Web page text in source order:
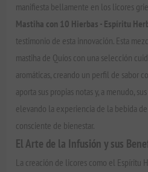
manifiesta bellamente en los licores
Mastiha con 10 Hierbas - Espíritu
testimonio de esta innovación. Esta
mastiha de Quíos con una selección
aromáticas, creando un perfil de sabor
aporta sus propias notas y, a menudo,
elevando la experiencia de la bebida
consciente de bienestar.
El Arte de la Infusión y sus
La creación de licores como el Espíritu